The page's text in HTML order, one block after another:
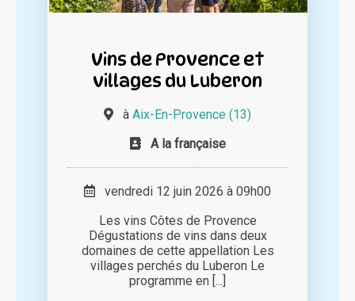
Vins de Provence et
villages du Luberon
à Aix-En-Provence (13)
A la française
vendredi 12 juin 2026 à 09h00
Les vins Côtes de Provence
Dégustations de vins dans deux
domaines de cette appellation Les
villages perchés du Luberon Le
programme en [...]